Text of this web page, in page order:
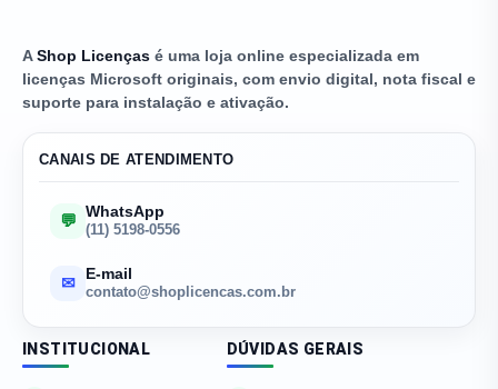
A Shop Licenças é uma loja online especializada em
licenças Microsoft originais, com envio digital, nota fiscal e
suporte para instalação e ativação.
CANAIS DE ATENDIMENTO
💬 WhatsApp
(11) 5198-0556
✉ E-mail
contato@shoplicencas.com.br
INSTITUCIONAL DÚVIDAS GERAIS